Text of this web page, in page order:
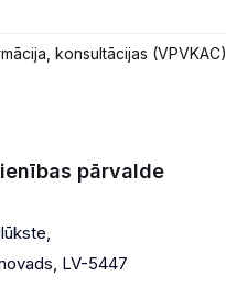
konsultācijas (VPVKAC)
pārvalde
LV-5447